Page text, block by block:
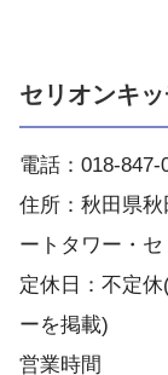
セリオンキ
電話：018-847-
住所：秋田県
ートタワー・
定休日：不定
ーを掲載)
営業時間